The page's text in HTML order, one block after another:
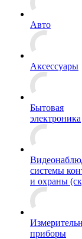
Авто
Аксессуары
Бытовая
электроника
системы
и охраны
приборы